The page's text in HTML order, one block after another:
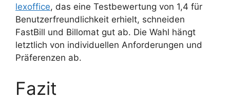
lexoffice, das eine Testbewertung von 1,4 für
Benutzerfreundlichkeit erhielt, schneiden
FastBill und Billomat gut ab. Die Wahl hängt
letztlich von individuellen Anforderungen und
Präferenzen ab.
Fazit